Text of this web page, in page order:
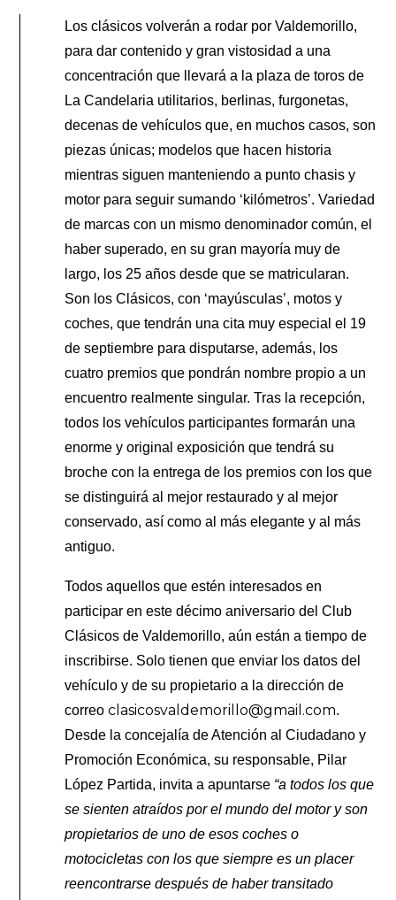
Los clásicos volverán a rodar por Valdemorillo,
para dar contenido y gran vistosidad a una
concentración que llevará a la plaza de toros de
La Candelaria utilitarios, berlinas, furgonetas,
decenas de vehículos que, en muchos casos, son
piezas únicas; modelos que hacen historia
mientras siguen manteniendo a punto chasis y
motor para seguir sumando ‘kilómetros’. Variedad
de marcas con un mismo denominador común, el
haber superado, en su gran mayoría muy de
largo, los 25 años desde que se matricularan.
Son los Clásicos, con ‘mayúsculas’, motos y
coches, que tendrán una cita muy especial el 19
de septiembre para disputarse, además, los
cuatro premios que pondrán nombre propio a un
encuentro realmente singular. Tras la recepción,
todos los vehículos participantes formarán una
enorme y original exposición que tendrá su
broche con la entrega de los premios con los que
se distinguirá al mejor restaurado y al mejor
conservado, así como al más elegante y al más
antiguo.
Todos aquellos que estén interesados en
participar en este décimo aniversario del Club
Clásicos de Valdemorillo, aún están a tiempo de
inscribirse. Solo tienen que enviar los datos del
vehículo y de su propietario a la dirección de
correoclasicosvaldemorillo@gmail.com.
Desde la concejalía de Atención al Ciudadano y
Promoción Económica, su responsable, Pilar
López Partida, invita a apuntarse “a todos los que
se sienten atraídos por el mundo del motor y son
propietarios de uno de esos coches o
motocicletas con los que siempre es un placer
reencontrarse después de haber transitado